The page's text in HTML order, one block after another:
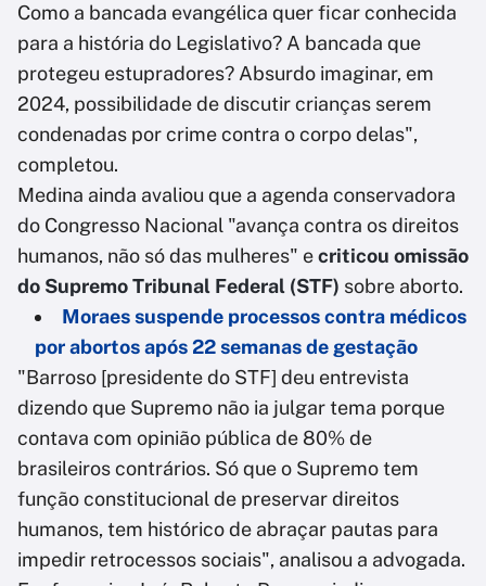
Como a bancada evangélica quer ficar conhecida
para a história do Legislativo? A bancada que
protegeu estupradores? Absurdo imaginar, em
2024, possibilidade de discutir crianças serem
condenadas por crime contra o corpo delas",
completou.
Medina ainda avaliou que a agenda conservadora
do Congresso Nacional "avança contra os direitos
humanos, não só das mulheres" ecriticou omissão
do Supremo Tribunal Federal (STF) sobre aborto.
Moraes suspende processos contra médicos
por abortos após 22 semanas de gestação
"Barroso [presidente do STF] deu entrevista
dizendo que Supremo não ia julgar tema porque
contava com opinião pública de 80% de
brasileiros contrários. Só que o Supremo tem
função constitucional de preservar direitos
humanos, tem histórico de abraçar pautas para
impedir retrocessos sociais", analisou a advogada.